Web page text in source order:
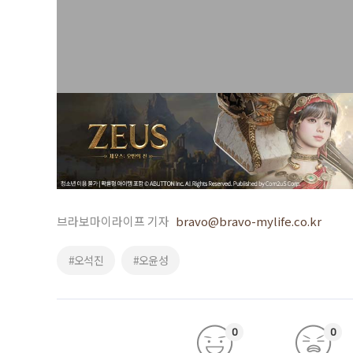
브라보마이라이프 기자 bravo@bravo-mylife.co.kr
#오석진 #오윤성
0 0